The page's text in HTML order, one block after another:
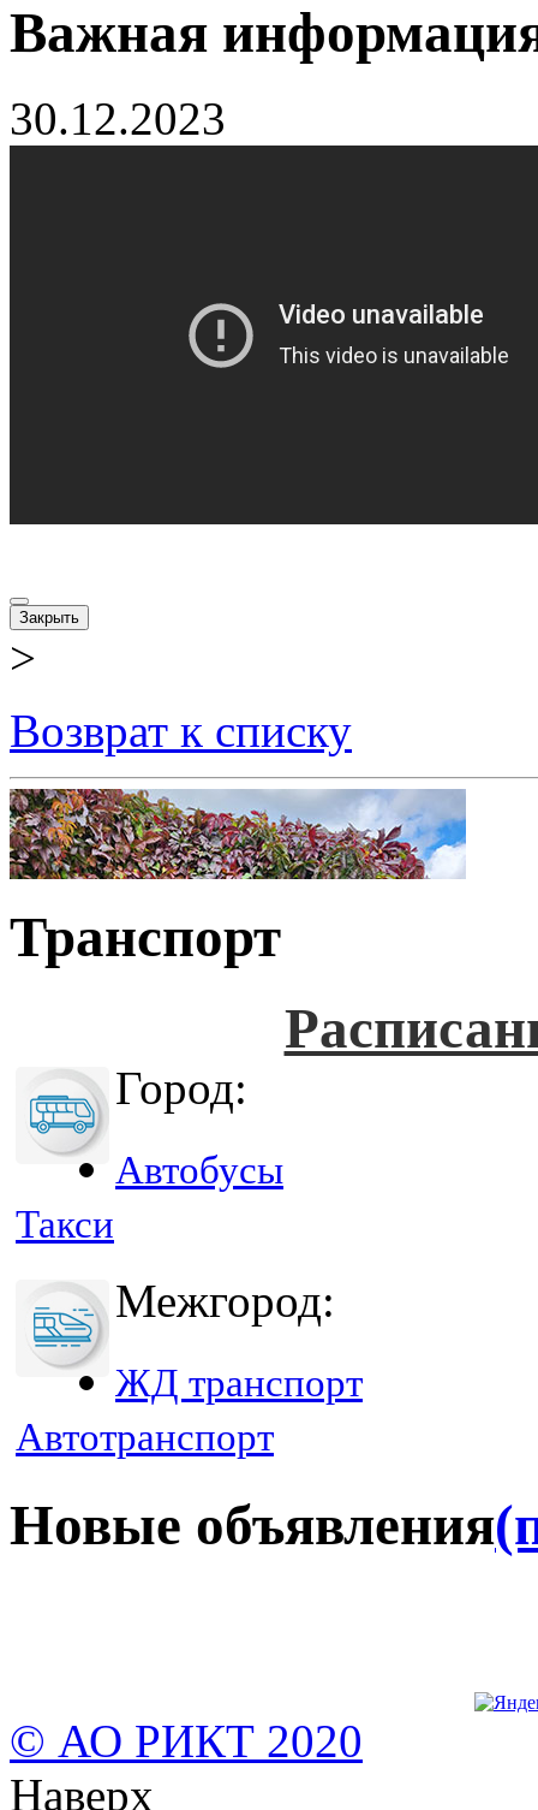
Важная
30.12.2023
Закрыть
>
Возврат к списку
Транспорт
Город:
Автобусы
Такси
Межгород:
ЖД транспорт
Автотранспорт
Новые объявления
© АО РИКТ 2020
Наверх